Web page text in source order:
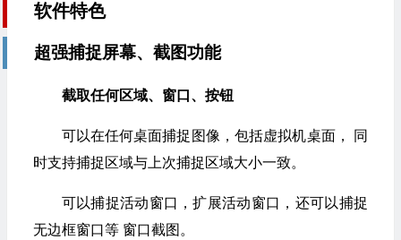
软件特色
超强捕捉屏幕、截图功能
截取任何区域、窗口、按钮
可以在任何桌面捕捉图像，包括虚拟机桌面， 同
时支持捕捉区域与上次捕捉区域大小一致。
可以捕捉活动窗口，扩展活动窗口，还可以捕捉
无边框窗口等 窗口截图。